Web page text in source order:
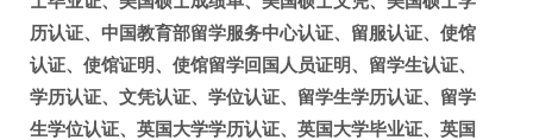
历认证、中国教育部留学服务中心认证、留服认证、使馆
认证、使馆证明、使馆留学回国人员证明、留学生认证、
学历认证、文凭认证、学位认证、留学生学历认证、留学
生学位认证、英国大学学历认证、英国大学毕业证、英国